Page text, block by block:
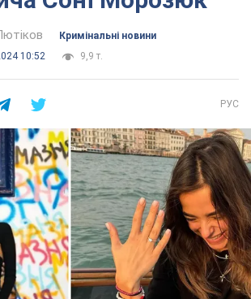
Кримінальні новини
10:52
9,9 т.
РУС